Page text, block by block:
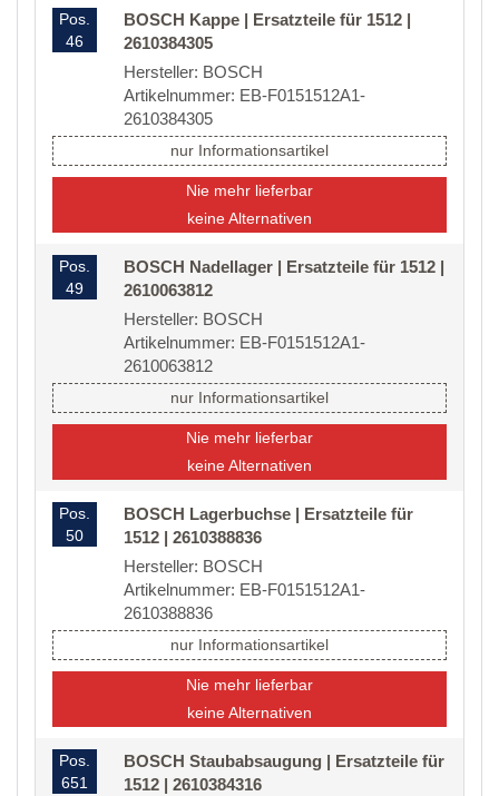
Pos.
46
BOSCH Kappe | Ersatzteile für 1512 |
2610384305
Hersteller: BOSCH
Artikelnummer: EB-F0151512A1-
2610384305
nur Informationsartikel
Nie mehr lieferbar
keine Alternativen
Pos.
49
BOSCH Nadellager | Ersatzteile für 1512 |
2610063812
Hersteller: BOSCH
Artikelnummer: EB-F0151512A1-
2610063812
nur Informationsartikel
Nie mehr lieferbar
keine Alternativen
Pos.
50
BOSCH Lagerbuchse | Ersatzteile für
1512 | 2610388836
Hersteller: BOSCH
Artikelnummer: EB-F0151512A1-
2610388836
nur Informationsartikel
Nie mehr lieferbar
keine Alternativen
Pos.
651
BOSCH Staubabsaugung | Ersatzteile für
1512 | 2610384316